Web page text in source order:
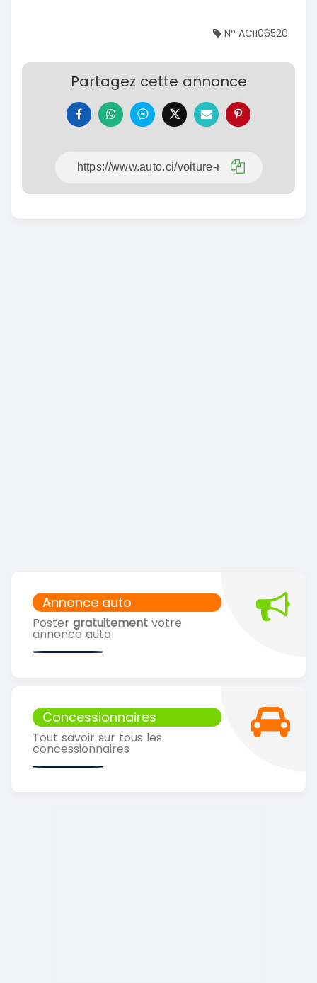
Annonce auto
Poster gratuitement votre
annonce auto
Concessionnaires
Tout savoir sur tous les
concessionnaires
N° ACI106520
Partagez cette annonce